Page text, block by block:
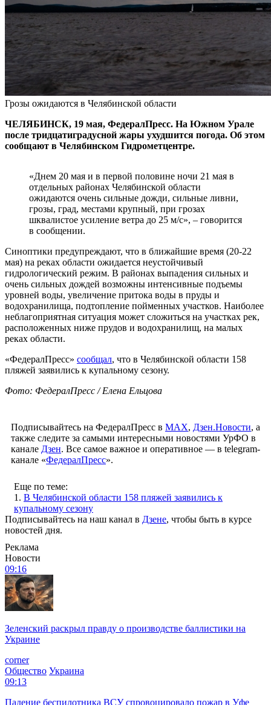
Грозы ожидаются в Челябинской области
ЧЕЛЯБИНСК, 19 мая, ФедералПресс. На Южном Урале
после тридцатиградусной жары ухудшится погода. Об этом
сообщают в Челябинском Гидрометцентре.
«Днем 20 мая и в первой половине ночи 21 мая в
отдельных районах Челябинской области
ожидаются очень сильные дожди, сильные ливни,
грозы, град, местами крупный, при грозах
шквалистое усиление ветра до 25 м/с», – говорится
в сообщении.
Синоптики предупреждают, что в ближайшие время (20-22
мая) на реках области ожидается неустойчивый
гидрологический режим. В районах выпадения сильных и
очень сильных дождей возможны интенсивные подъемы
уровней воды, увеличение притока воды в пруды и
водохранилища, подтопление пойменных участков. Наиболее
неблагоприятная ситуация может сложиться на участках рек,
расположенных ниже прудов и водохранилищ, на малых
реках области.
«ФедералПресс» сообщал, что в Челябинской области 158
пляжей заявились к купальному сезону.
Фото: ФедералПресс / Елена Ельцова
Подписывайтесь на ФедералПресс в МАХ, Дзен.Новости, а
также следите за самыми интересными новостями УрФО в
канале Дзен. Все самое важное и оперативное — в telegram-
канале «ФедералПресс».
Еще по теме:
1. В Челябинской области 158 пляжей заявились к
купальному сезону
Подписывайтесь на наш канал в Дзене, чтобы быть в курсе
новостей дня.
Реклама
Новости
09:16
Зеленский раскрыл правду о производстве баллистики на
Украине
corner
Общество Украина
09:13
Падение беспилотника ВСУ спровоцировало пожар в Уфе